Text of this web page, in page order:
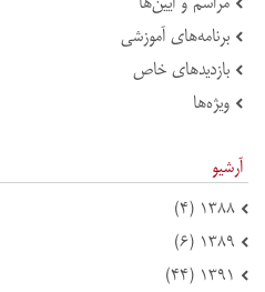
برنامه‌های آموزشی
بازدید‌های خاص
ویژه‌ها
آرشیو
۱۳۸۸ (۴)
۱۳۸۹ (۶)
۱۳۹۱ (۴۴)